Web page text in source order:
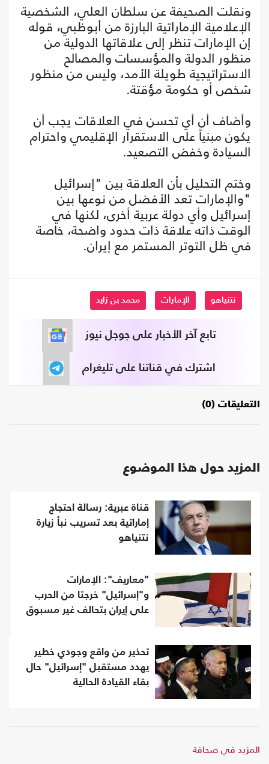
ونقلت الصحيفة عن سلطان العلي، الشخصية
الإعلامية الإماراتية البارزة من أبوظبي، قوله
إن الإمارات تنظر إلى علاقاتها الدولية من
منظور الدولة والمؤسسات والمصالح
الاستراتيجية طويلة الأمد، وليس من منظور
شخص أو حكومة مؤقتة.
وأضاف أن أي تحسن في العلاقات يجب أن
يكون مبنياً على الاستقرار الإقليمي واحترام
السيادة وخفض التصعيد.
وختم التحليل بأن العلاقة بين "إسرائيل
"والإمارات تعد الأفضل من نوعها بين
إسرائيل وأي دولة عربية أخرى، لكنها في
الوقت ذاته علاقة ذات حدود واضحة، خاصة
في ظل التوتر المستمر مع إيران.
نتنياهو الإمارات محمد بن زايد
تابع آخر الأخبار على جوجل نيوز
اشترك في قناتنا على تليغرام
التعليقات (0)
المزيد حول هذا الموضوع
قناة عبرية: رسالة احتجاج
إماراتية بعد تسريب نبأ زيارة
نتنياهو
"معاريف": الإمارات
و"إسرائيل" خرجتا من الحرب
على إيران بتحالف غير مسبوق
تحذير من واقع وجودي خطير
يهدد مستقبل "إسرائيل" حال
بقاء القيادة الحالية
المزيد في صحافة